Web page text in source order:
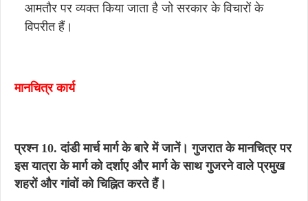
आमतौर पर व्यक्त किया जाता है जो सरकार के विचारों के
विपरीत हैं।
मानचित्र कार्य
प्रश्न 10. दांडी मार्च मार्ग के बारे में जानें। गुजरात के मानचित्र पर
इस यात्रा के मार्ग को दर्शाए और मार्ग के साथ गुजरने वाले प्रमुख
शहरों और गांवों को चिह्नित करते हैं।